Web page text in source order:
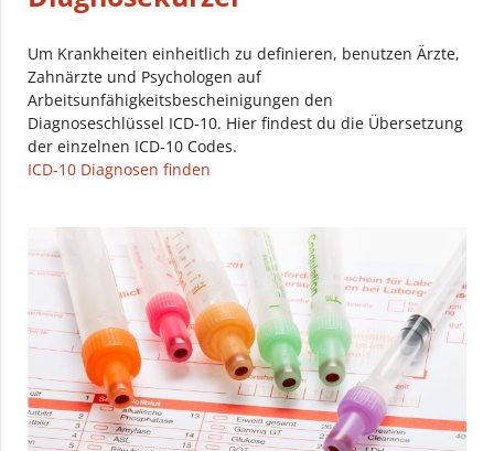
Um Krankheiten einheitlich zu definieren, benutzen Ärzte,
Zahnärzte und Psychologen auf
Arbeitsunfähigkeitsbescheinigungen den
Diagnoseschlüssel ICD-10. Hier findest du die Übersetzung
der einzelnen ICD-10 Codes.
ICD-10 Diagnosen finden